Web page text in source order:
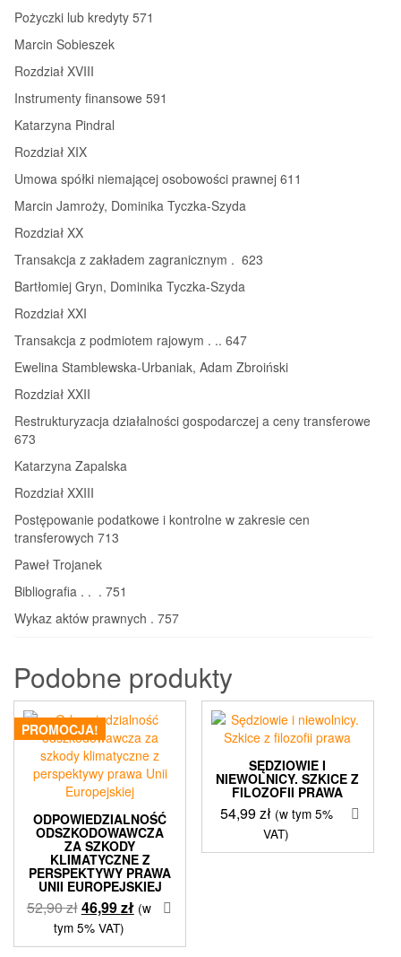
Pożyczki lub kredyty 571
Marcin Sobieszek
Rozdział XVIII
Instrumenty finansowe 591
Katarzyna Pindral
Rozdział XIX
Umowa spółki niemającej osobowości prawnej 611
Marcin Jamroży, Dominika Tyczka-Szyda
Rozdział XX
Transakcja z zakładem zagranicznym . 623
Bartłomiej Gryn, Dominika Tyczka-Szyda
Rozdział XXI
Transakcja z podmiotem rajowym . .. 647
Ewelina Stamblewska-Urbaniak, Adam Zbroiński
Rozdział XXII
Restrukturyzacja działalności gospodarczej a ceny transferowe
673
Katarzyna Zapalska
Rozdział XXIII
Postępowanie podatkowe i kontrolne w zakresie cen
transferowych 713
Paweł Trojanek
Bibliografia . . . 751
Wykaz aktów prawnych . 757
Podobne produkty
PROMOCJA!
ODPOWIEDZIALNOŚĆ
ODSZKODOWAWCZA
ZA SZKODY
KLIMATYCZNE Z
PERSPEKTYWY PRAWA
UNII EUROPEJSKIEJ
52,90złPierwotna
cena
wynosiła:
46,99złAktualna
wynosi:
(w
tym 5% VAT)
SĘDZIOWIE I
NIEWOLNICY. SZKICE Z
FILOZOFII PRAWA
54,99zł (w tym 5%
VAT)